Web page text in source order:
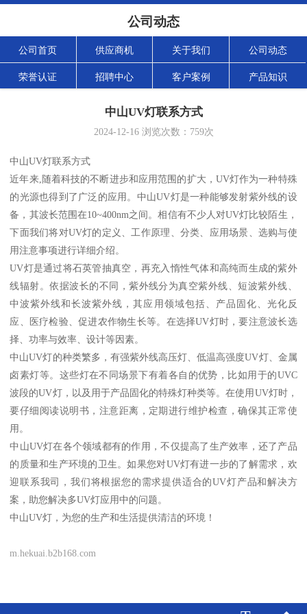
公司动态
公司首页 供应商机 关于我们 公司动态
荣誉认证 招聘中心 客户案例 产品知识
中山UV灯联系方式
2024-12-16浏览次数： 759次
中山UV灯联系方式
近年来,随着科技的不断进步和应用范围的扩大，UV灯作为一种特殊
的光源也得到了广泛的应用。中山UV灯是一种能够发射紫外线的设
备，其波长范围在10~400nm之间。相信有不少人对UV灯比较陌生，
下面我们将对UV灯的定义、工作原理、分类、应用场景、选购与使
用注意事项进行详细介绍。
UV灯是通过将石英管抽真空，再充入惰性气体和高纯而生成的紫外
线辐射。依据波长的不同，紫外线分为真空紫外线、短波紫外线、
中波紫外线和长波紫外线，其应用领域包括、产品固化、光化反
应、医疗检验、促进农作物生长等。在选择UV灯时，要注意波长选
择、功率与效率、设计等因素。
中山UV灯的种类繁多，有强紫外线高压灯、低温高强度UV灯、金属
卤素灯等。这些灯在不同场景下有着各自的优势，比如用于的UVC
波段的UV灯，以及用于产品固化的特殊灯种类等。在使用UV灯时，
要仔细阅读说明书，注意距离，定期进行维护检查，确保其正常使
用。
中山UV灯在各个领域都有的作用，不仅提高了生产效率，还了产品
的质量和生产环境的卫生。如果您对UV灯有进一步的了解需求，欢
迎联系我司，我们将根据您的需求提供适合的UV灯产品和解决方
案，助您解决多UV灯应用中的问题。
中山UV灯，为您的生产和生活提供清洁的环境！
m.hekuai.b2b168.com